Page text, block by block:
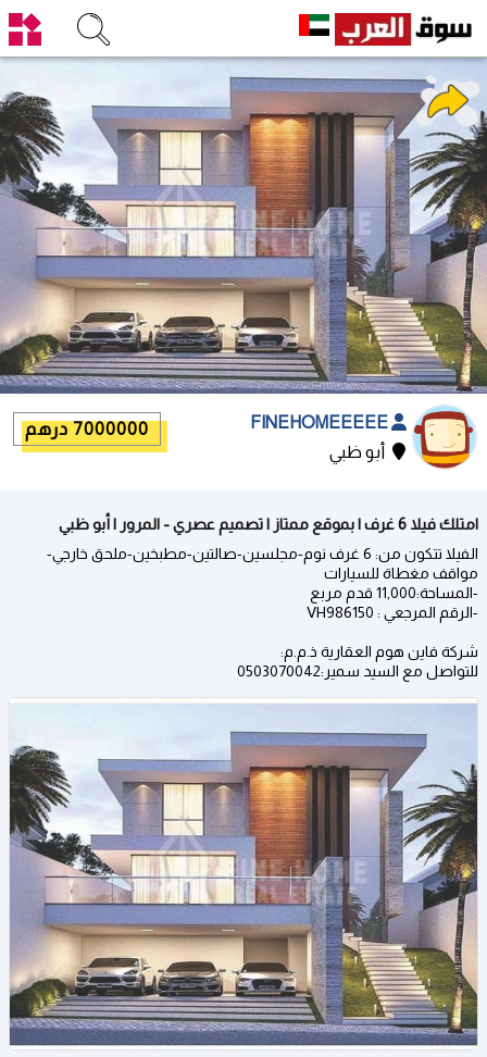
أبو ظبي
7000000 درهم
امتلك فيلا 6 غرف | بموقع ممتاز | تصميم عصري - المرور | أبو ظبي
الفيلا تتكون من: 6 غرف نوم-مجلسين-صالتين-مطبخين-ملحق خارجي-
مواقف مغطاة للسيارات
-المساحة:11,000 قدم مربع
-الرقم المرجعي : VH986150
شركة فاين هوم العقارية ذ.م.م:
للتواصل مع السيد سمير:0503070042